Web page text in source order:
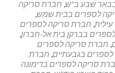
שבע ב"ש, חברת סריקה
לספרים בבית שמש,
, חברת סריקה לספרים
בברקן בית אל-חברון,
, חברת סריקה לספרים
בגבעתיים, חברת
סריקה לספרים בדימונה